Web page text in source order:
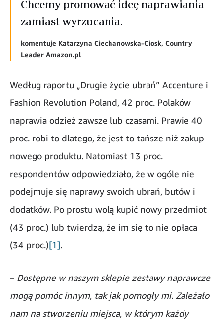
Chcemy promować ideę naprawiania
zamiast wyrzucania.
komentuje Katarzyna Ciechanowska-Ciosk, Country
Leader Amazon.pl
Według raportu „Drugie życie ubrań” Accenture i
Fashion Revolution Poland, 42 proc. Polaków
naprawia odzież zawsze lub czasami. Prawie 40
proc. robi to dlatego, że jest to tańsze niż zakup
nowego produktu. Natomiast 13 proc.
respondentów odpowiedziało, że w ogóle nie
podejmuje się naprawy swoich ubrań, butów i
dodatków. Po prostu wolą kupić nowy przedmiot
(43 proc.) lub twierdzą, że im się to nie opłaca
(34 proc.)[1].
– Dostępne w naszym sklepie zestawy naprawcze
mogą pomóc innym, tak jak pomogły mi. Zależało
nam na stworzeniu miejsca, w którym każdy